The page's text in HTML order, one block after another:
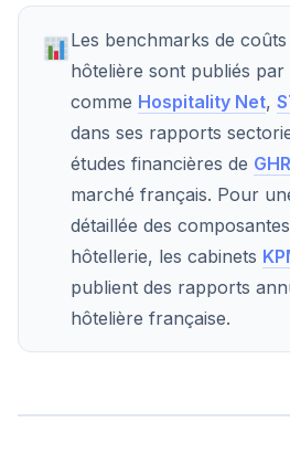
Les benchmarks de
hôtelière sont publiés par
comme Hospitality Net,
dans ses rapports
études financières de GHR
marché français. Pour
détaillée des
hôtellerie, les cabinets
publient des rapports
hôtelière française.